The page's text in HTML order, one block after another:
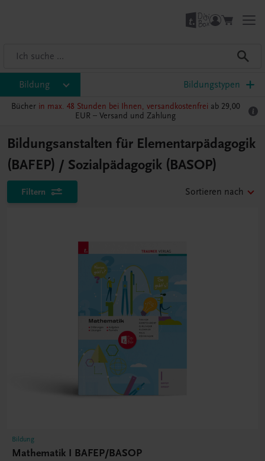
Bildung Bildungstypen
Bücher in max. 48 Stunden bei Ihnen, versandkostenfrei ab 29,00
EUR – Versand und Zahlung
Bildungsanstalten für Elementarpädagogik
(BAFEP) / Sozialpädagogik (BASOP)
Filtern Sortieren nach
Bildung
Mathematik I BAFEP/BASOP